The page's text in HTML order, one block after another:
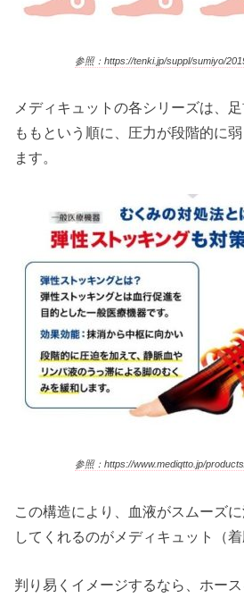
参照：https://tenki.jp/suppl/sumiyo/
メディキュットの各シリーズは、
ももという順に、圧力が段階的に
ます。
参照：https://www.mediqtto.jp/
この構造により、血液がスムーズ
してくれるのがメディキュット（着
判り易くイメージするなら、ホー